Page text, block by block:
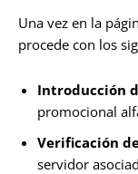
Una vez en la
procede con los
Introducción
promocional
Verificación
servidor